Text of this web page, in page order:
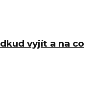
vyjít a na co